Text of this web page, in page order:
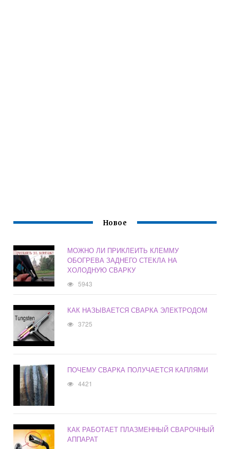
Новое
МОЖНО ЛИ ПРИКЛЕИТЬ КЛЕММУ
ОБОГРЕВА ЗАДНЕГО СТЕКЛА НА
ХОЛОДНУЮ СВАРКУ
5943
КАК НАЗЫВАЕТСЯ СВАРКА ЭЛЕКТРОДОМ
3725
ПОЧЕМУ СВАРКА ПОЛУЧАЕТСЯ КАПЛЯМИ
4421
КАК РАБОТАЕТ ПЛАЗМЕННЫЙ СВАРОЧНЫЙ
АППАРАТ